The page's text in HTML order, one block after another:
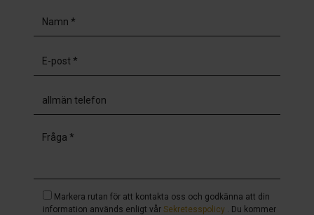
Markera rutan för att kontakta oss och godkänna att din
information används enligt vår Sekretesspolicy
. Du kommer